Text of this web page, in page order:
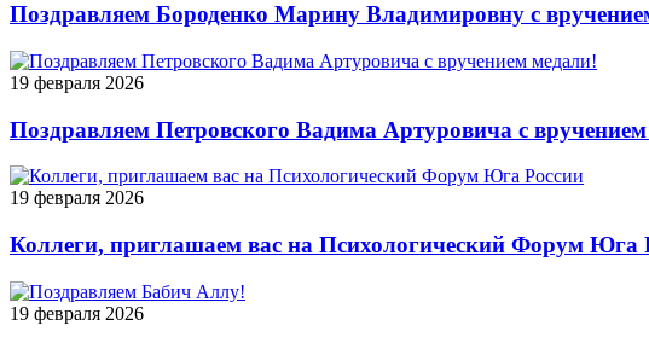
Поздравляем Бороденко Марину Владимировну с
19 февраля 2026
Поздравляем Петровского Вадима Артуровича с
19 февраля 2026
Коллеги, приглашаем вас на Психологический Форум Юга
19 февраля 2026